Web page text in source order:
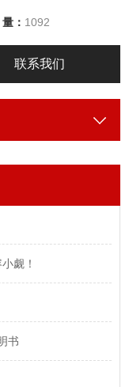
： 1092
联系我们
觑！
书